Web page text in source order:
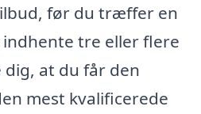
før du træffer en
tre eller flere
at du får den
mest kvalificerede